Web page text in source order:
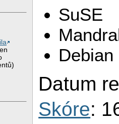
SuSE
Debian
Datum
Skóre: